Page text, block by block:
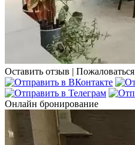
Оставить отзыв | Пожаловаться
Онлайн бронирование